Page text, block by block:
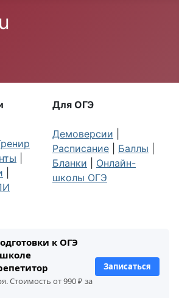
Для ОГЭ
Демоверсии
Расписание
Баллы
Бланки
Онлайн-
школы ОГЭ
к ОГЭ
Стоимость от 990 ₽ за
Записаться